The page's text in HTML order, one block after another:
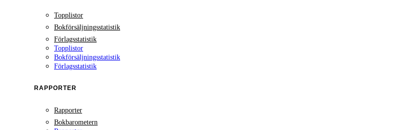
Topplistor
Bokförsäljningsstatistik
Förlagsstatistik
Topplistor
Bokförsäljningsstatistik
Förlagsstatistik
RAPPORTER
Rapporter
Bokbarometern